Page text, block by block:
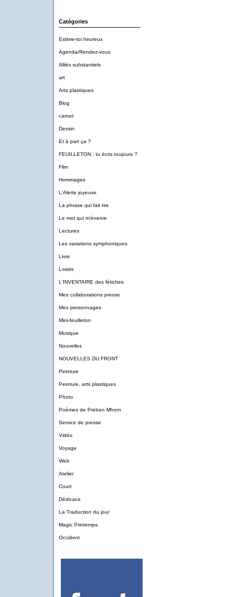
Catégories
Estime-toi heureux
Agenda/Rendez-vous
Alliés substantiels
art
Arts plastiques
Blog
carnet
Dessin
Et à part ça ?
FEUILLETON : tu écris toujours ?
Film
Hommages
L'Alerte joyeuse
La phrase qui fait rire
Le mot qui m'énerve
Lectures
Les variations symphoniques
Livre
Loisirs
L'INVENTAIRE des fétiches
Mes collaborations presse
Mes personnages
Mini-feuilleton
Musique
Nouvelles
NOUVELLES DU FRONT
Peinture
Peinture, arts plastiques
Photo
Poèmes de Preben Mhorn
Service de presse
Vidéo
Voyage
Web
Atelier
Court
Dédicace
La Traduction du jour
Magic Printemps
Occident